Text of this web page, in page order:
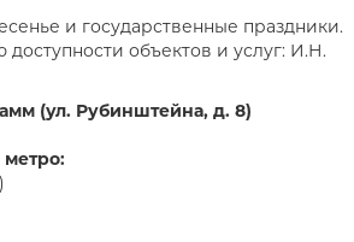
и государственные праздники.
объектов и услуг: И.Н.
(ул. Рубинштейна, д. 8)